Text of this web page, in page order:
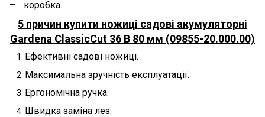
коробка.
5 причин купити ножиці садові акумуляторні
Gardena ClassicCut 36 В 80 мм (09855-20.000.00)
Ефективні садові ножиці.
Максимальна зручність експлуатації.
Ергономічна ручка.
Швидка заміна лез.